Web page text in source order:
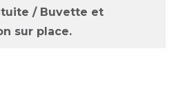
/ Buvette et
sur place.